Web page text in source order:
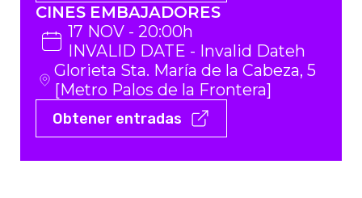
CINES EMBAJADORES
17 NOV - 20:00h
INVALID DATE - Invalid Dateh
Glorieta Sta. María de la Cabeza, 5
[Metro Palos de la Frontera]
Obtener entradas